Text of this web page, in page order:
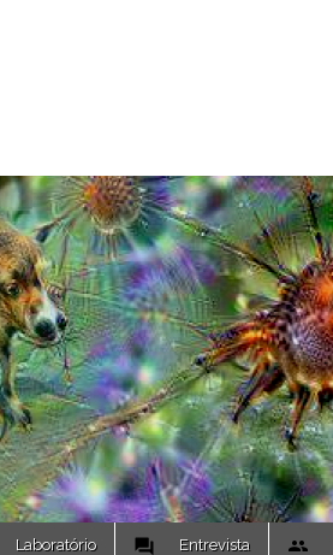
Laboratório Entrevista